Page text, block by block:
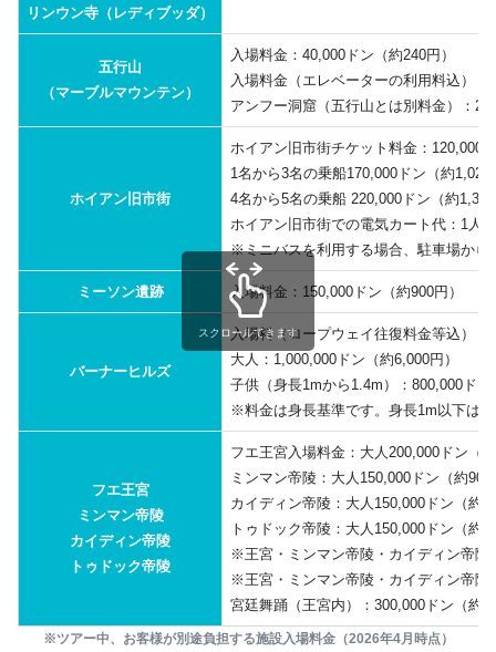
人気のアントゥン（An Thượng）エリ
アへ移動し、食事をする
アントゥン（An Thượng）エリアのレ
ストラン”POKE WOW”。
ハワイ料理ポキのお店です。ポキは、魚
介類の切身に塩やしょうゆなどの調味料
を混ぜて作った料理です。
ハン市場。周辺は、ダナンでも中心地的
なエリアで有名なレストランやカフェ、
ハン市場は観光客向けの市場ですが、ベトナムの
活気ある雰囲気も味わえます。時間に余裕があれ
ば周辺でおすすめのレストランやカフェ、お土産
のスポットを紹介したり、追加で訪問もできま
ハン市場の場合、料金が一部観光客向け価格にな
ハン市場。周辺は、ダナンでも中心地的
なエリアで有名なレストランやカフェ、
SPAなども多いです。
ハン市場の中
ハン市場は観光客向けの市場ですが、ベトナムの
活気ある雰囲気も味わえます。
ハン市場の場合、料金が一部観光客向け価格にな
っているため、現地の方々が日常的に利用するス
ーパーマーケットやショッピングモールへ向うス
ケジュールもおすすめしております。
16時
リンウン寺（レディブッダ）
五行山
（マーブルマウンテン）
入場料金：40,000ドン（約240円）
入場料金（エレベーターの利用料込）：
アンフー洞窟（五行山とは別料金）：
ホイアン旧市街
ホイアン旧市街チケット料金：120,000
1名から3名の乗船170,000ドン（約1,020
4名から5名の乗船 220,000ドン（約
ホイアン旧市街での電気カート代：1人
※ミニバスを利用する場合、駐車場から
ミーソン遺跡 入場料金：150,000ドン（約900円）
バーナーヒルズ
入場料（ロープウェイ往復料金等込）
大人：1,000,000ドン（約6,000円）
子供（身長1mから1.4m）：800,000ドン
※料金は身長基準です。身長1m以下は
フエ王宮
ミンマン帝陵
カイディン帝陵
トゥドック帝陵
フエ王宮入場料金：大人200,000ドン（
ミンマン帝陵：大人150,000ドン（約
カイディン帝陵：大人150,000ドン（約
トゥドック帝陵：大人150,000ドン（約
※王宮・ミンマン帝陵・カイディン帝陵
※王宮・ミンマン帝陵・カイディン帝陵
宮廷舞踊（王宮内）：300,000ドン（約
※ツアー中、お客様が別途負担する施設入場料金（2026年4月時点）
スクロールできます